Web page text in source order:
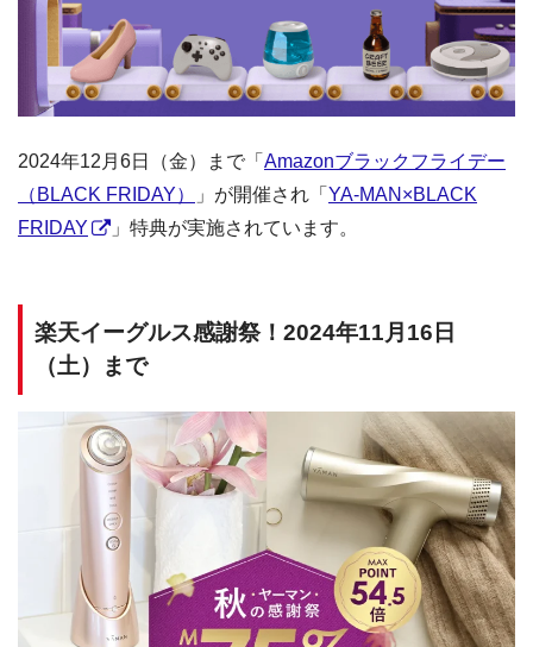
2024年12月6日（金）まで「 Amazonブラックフライデー
（BLACK FRIDAY）
」が開催され「 YA-MAN×BLACK
FRIDAY
」特典が実施されています。
楽天イーグルス感謝祭！2024年11月16日
（土）まで